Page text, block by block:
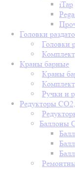
iTap
Головки
Головки
Краны барные
Краны
Ручки и
Редукторы
Баллоны